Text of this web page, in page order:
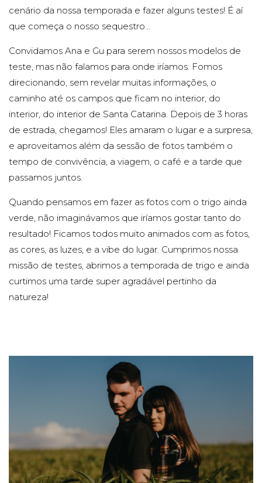
cenário da nossa temporada e fazer alguns testes! É aí
que começa o nosso sequestro...
Convidamos Ana e Gu para serem nossos modelos de
teste, mas não falamos para onde iríamos. Fomos
direcionando, sem revelar muitas informações, o
caminho até os campos que ficam no interior, do
interior, do interior de Santa Catarina. Depois de 3 horas
de estrada, chegamos! Eles amaram o lugar e a surpresa,
e aproveitamos além da sessão de fotos também o
tempo de convivência, a viagem, o café e a tarde que
passamos juntos.
Quando pensamos em fazer as fotos com o trigo ainda
verde, não imaginávamos que iríamos gostar tanto do
resultado! Ficamos todos muito animados com as fotos,
as cores, as luzes, e a vibe do lugar. Cumprimos nossa
missão de testes, abrimos a temporada de trigo e ainda
curtimos uma tarde super agradável pertinho da
natureza!